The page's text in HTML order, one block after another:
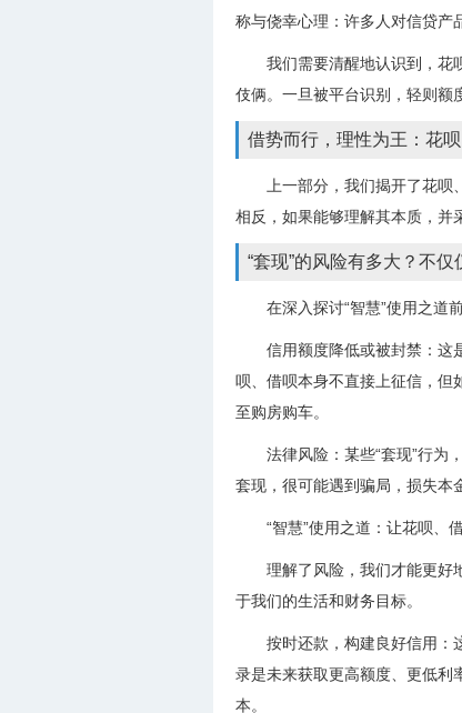
称与侥幸心理：许多人对信贷产
我们需要清醒地认识到，花
伎俩。一旦被平台识别，轻则额
借势而行，理性为王：花
上一部分，我们揭开了花
相反，如果能够理解其本质，并
“套现”的风险有多大？不
在深入探讨“智慧”使用之道
信用额度降低或被封禁：这
呗、借呗本身不直接上征信，但
至购房购车。
法律风险：某些“套现”行为
套现，很可能遇到骗局，损失本
“智慧”使用之道：让花呗、
理解了风险，我们才能更好
于我们的生活和财务目标。
按时还款，构建良好信用：
录是未来获取更高额度、更低利
本。